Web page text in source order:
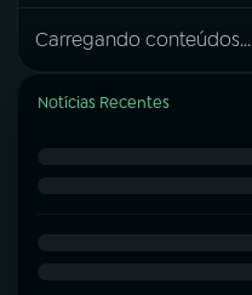
Carregando conteúdos...
Notícias Recentes